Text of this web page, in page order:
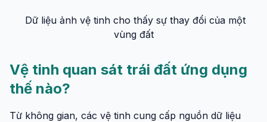
Dữ liệu ảnh vệ tinh cho thấy sự thay đổi của một
vùng đất
Vệ tinh quan sát trái đất ứng dụng
thế nào?
Từ không gian, các vệ tinh cung cấp nguồn dữ liệu